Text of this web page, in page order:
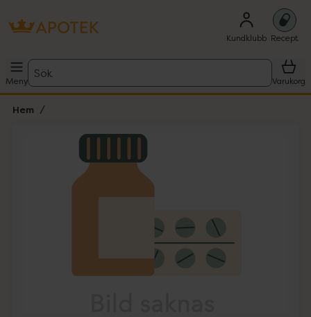
Kundklubb Recept
Meny
Sök
Varukorg
Hem
Lista: . Innehåller 1 objekt.